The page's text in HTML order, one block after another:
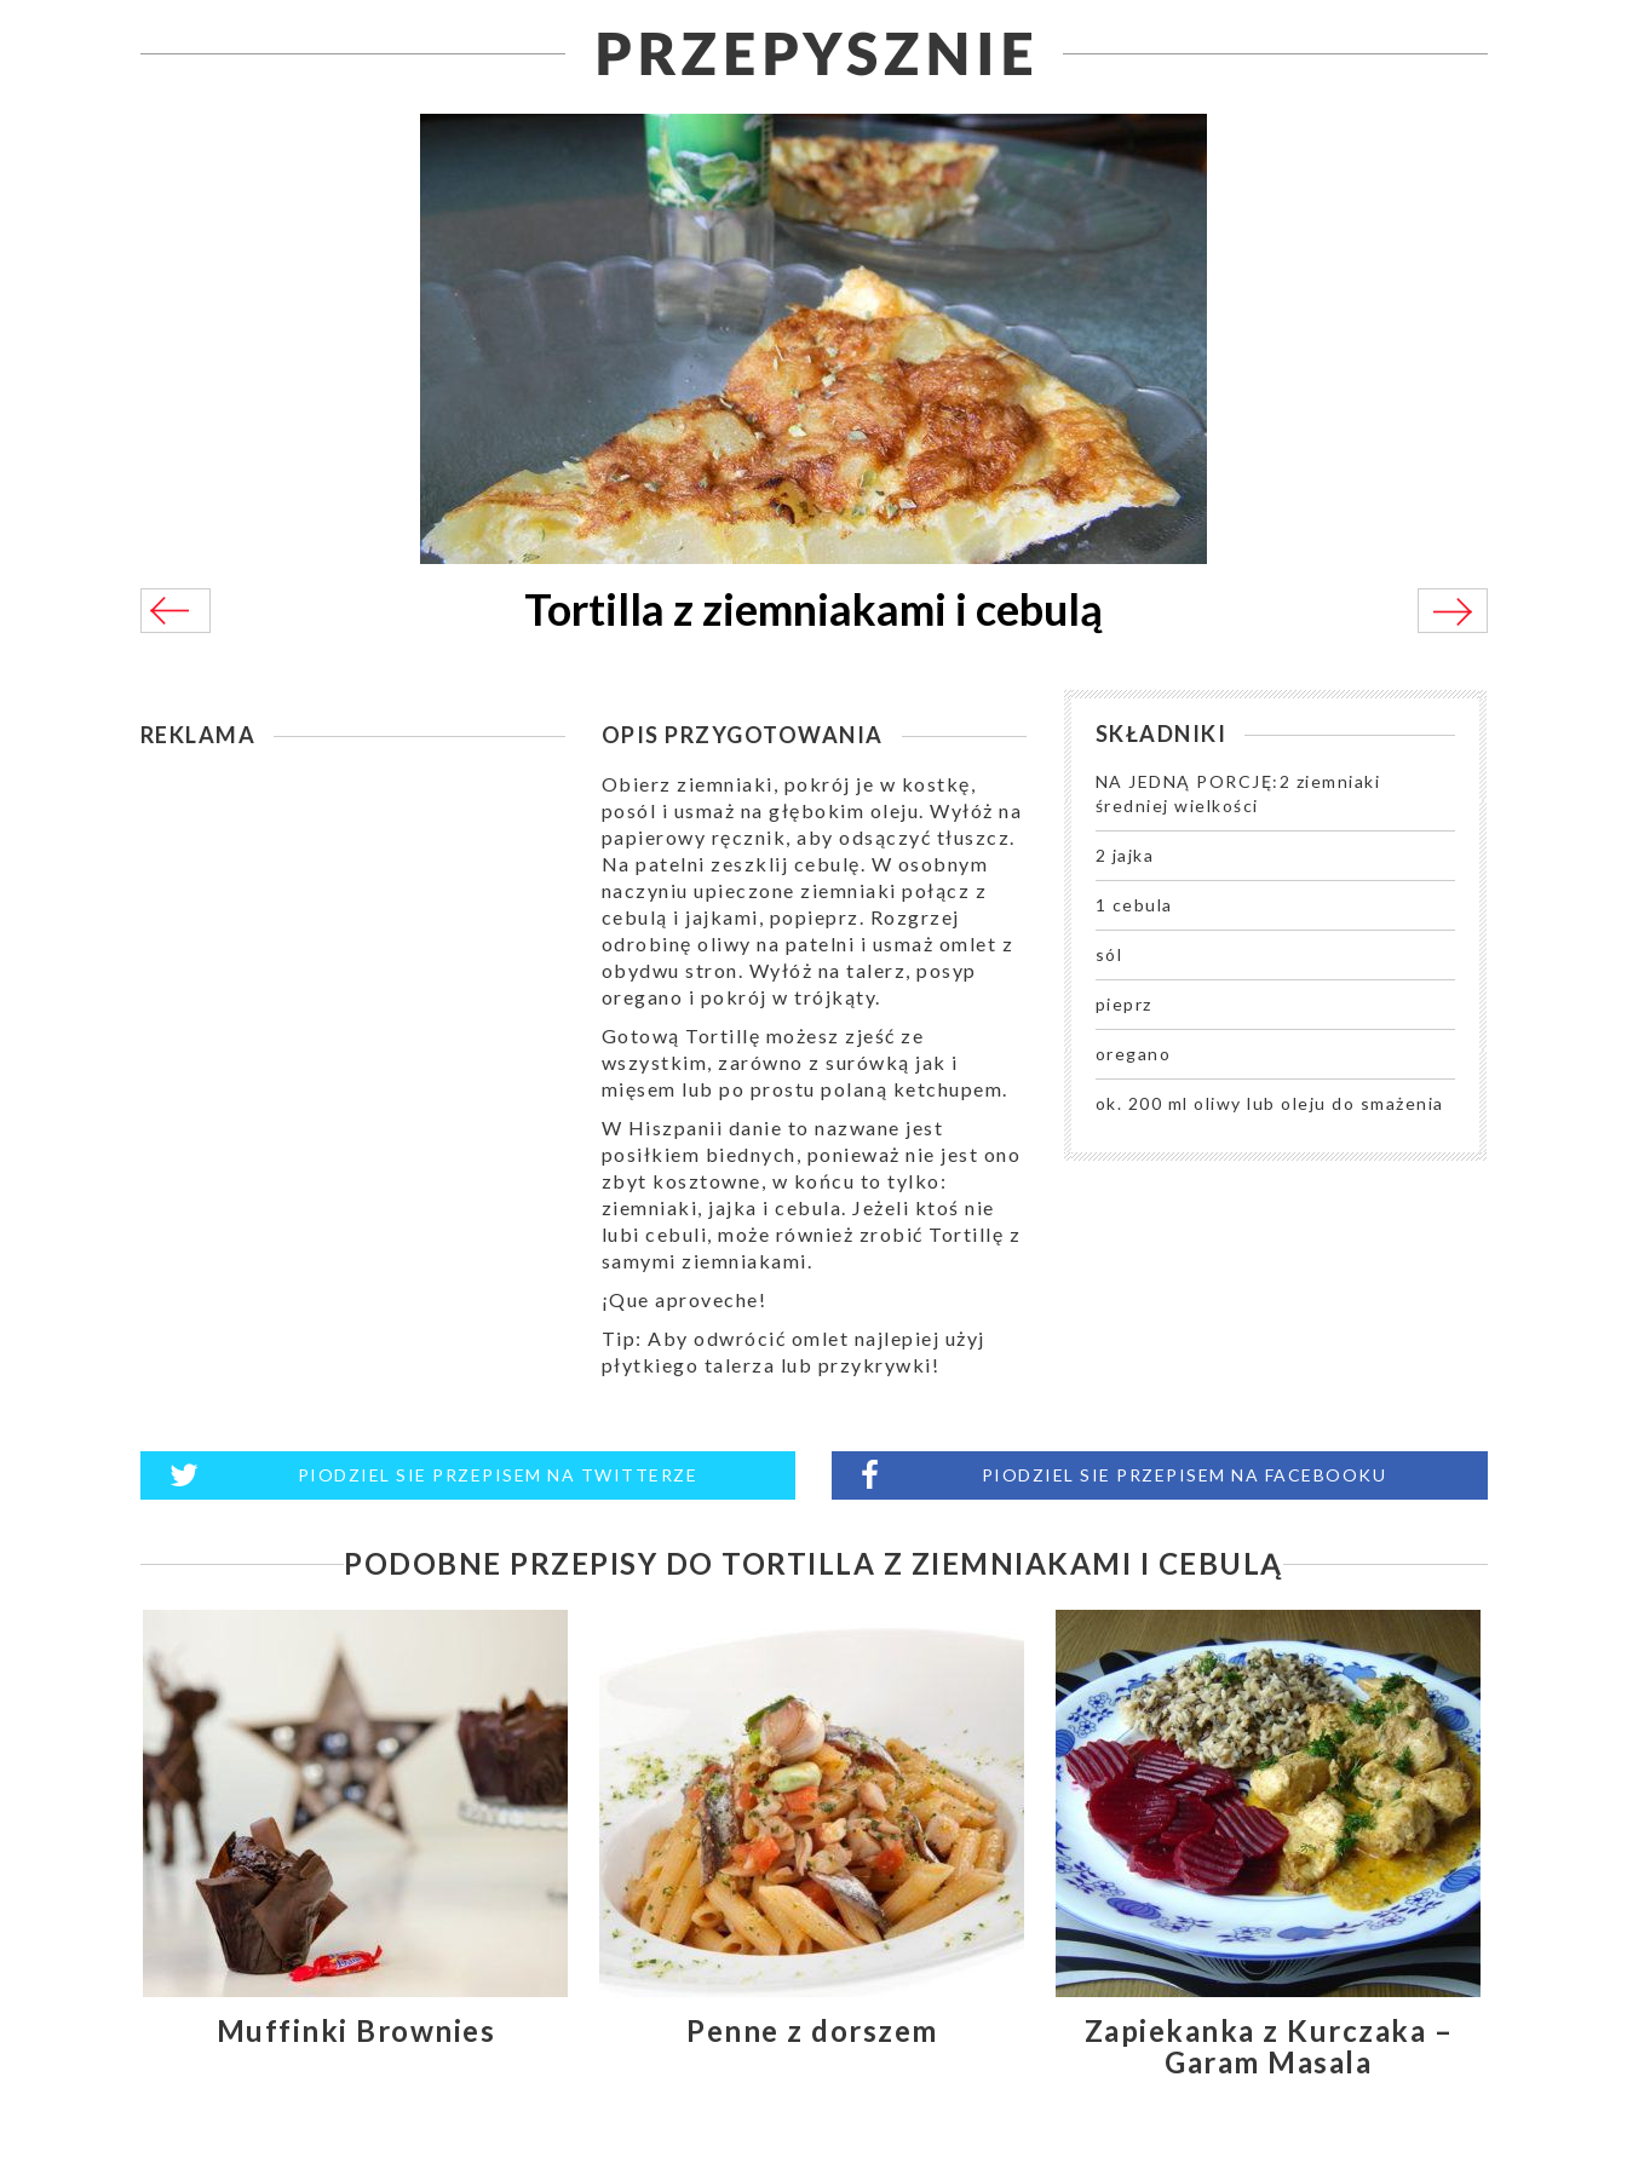
Tortilla z ziemniakami i cebulą
REKLAMA OPIS PRZYGOTOWANIA
Obierz ziemniaki, pokrój je w kostkę,
posól i usmaż na głębokim oleju. Wyłóż na
papierowy ręcznik, aby odsączyć tłuszcz.
Na patelni zeszklij cebulę. W osobnym
naczyniu upieczone ziemniaki połącz z
cebulą i jajkami, popieprz. Rozgrzej
odrobinę oliwy na patelni i usmaż omlet z
obydwu stron. Wyłóż na talerz, posyp
oregano i pokrój w trójkąty.
Gotową Tortillę możesz zjeść ze
wszystkim, zarówno z surówką jak i
mięsem lub po prostu polaną ketchupem.
W Hiszpanii danie to nazwane jest
posiłkiem biednych, ponieważ nie jest ono
zbyt kosztowne, w końcu to tylko:
ziemniaki, jajka i cebula. Jeżeli ktoś nie
lubi cebuli, może również zrobić Tortillę z
samymi ziemniakami.
¡Que aproveche!
Tip: Aby odwrócić omlet najlepiej użyj
płytkiego talerza lub przykrywki!
SKŁADNIKI
NA JEDNĄ PORCJĘ:2 ziemniaki
średniej wielkości
2 jajka
1 cebula
sól
pieprz
oregano
ok. 200 ml oliwy lub oleju do smażenia
PIODZIEL SIE PRZEPISEM NA TWITTERZE PIODZIEL SIE PRZEPISEM NA FACEBOOKU
PODOBNE PRZEPISY DO TORTILLA Z ZIEMNIAKAMI I CEBULĄ
Muffinki Brownies Penne z dorszem
Zapiekanka z Kurczaka –
Garam Masala